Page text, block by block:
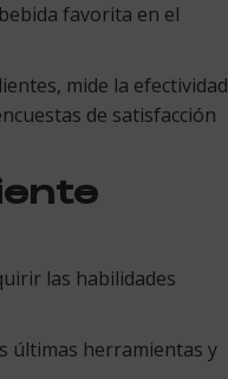
favorita en el
mide la efectividad
de satisfacción
las habilidades
últimas herramientas y